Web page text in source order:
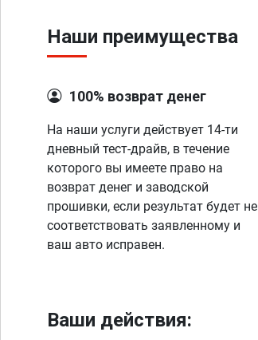
Наши преимущества
100% возврат денег
На наши услуги действует 14-ти
дневный тест-драйв, в течение
которого вы имеете право на
возврат денег и заводской
прошивки, если результат будет не
соответствовать заявленному и
ваш авто исправен.
Ваши действия: